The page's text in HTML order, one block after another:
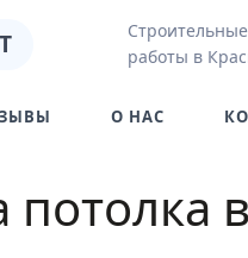
работы в
О НАС
потолка